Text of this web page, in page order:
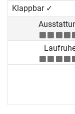
Klappbar ✓